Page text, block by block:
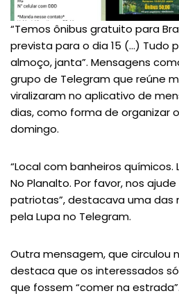
“Temos ônibus gratuito para
prevista para o dia 15 (…) Tudo
almoço, janta”. Mensagens
grupo de Telegram que reúne
viralizaram no aplicativo de
dias, como forma de organizar
domingo.
“Local com banheiros
No Planalto. Por favor, nos
patriotas”, destacava uma das
pela Lupa no Telegram.
Outra mensagem, que circulou
destaca que os interessados
que fossem “comer na estrada”.